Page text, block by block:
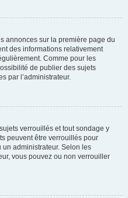
annonces sur la première page du
des informations relativement
Comme pour les
de publier des sujets
par l’administrateur.
verrouillés et tout sondage y
peuvent être verrouillés pour
administrateur. Selon les
vous pouvez ou non verrouiller